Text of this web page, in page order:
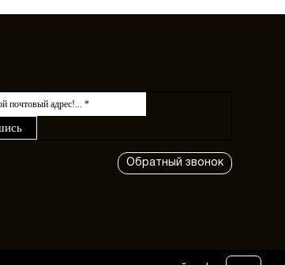
Обратный звонок